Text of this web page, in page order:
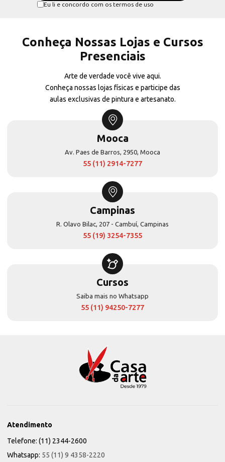
Eu li e concordo com os termos de uso
Conheça Nossas Lojas e Cursos
Presenciais
Arte de verdade você vive aqui.
Conheça nossas lojas físicas e participe das
aulas exclusivas de pintura e artesanato.
Mooca
Av. Paes de Barros, 2950, Mooca
55 (11) 2914-7277
Campinas
R. Olavo Bilac, 207 - Cambuí, Campinas
55 (19) 3254-7355
Cursos
Saiba mais no Whatsapp
55 (11) 94250-7277
Atendimento
Telefone: (11) 2344-2600
Whatsapp: 55 (11) 9 4358-2220